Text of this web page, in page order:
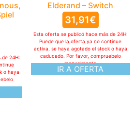
Elderand – Switch
31,91€
IR A OFERTA
Esta oferta se publicó hace más de 24H:
Puede que la oferta ya no continue
activa, se haya agotado el stock o haya
caducado. Por favor, compruebelo
manualmente